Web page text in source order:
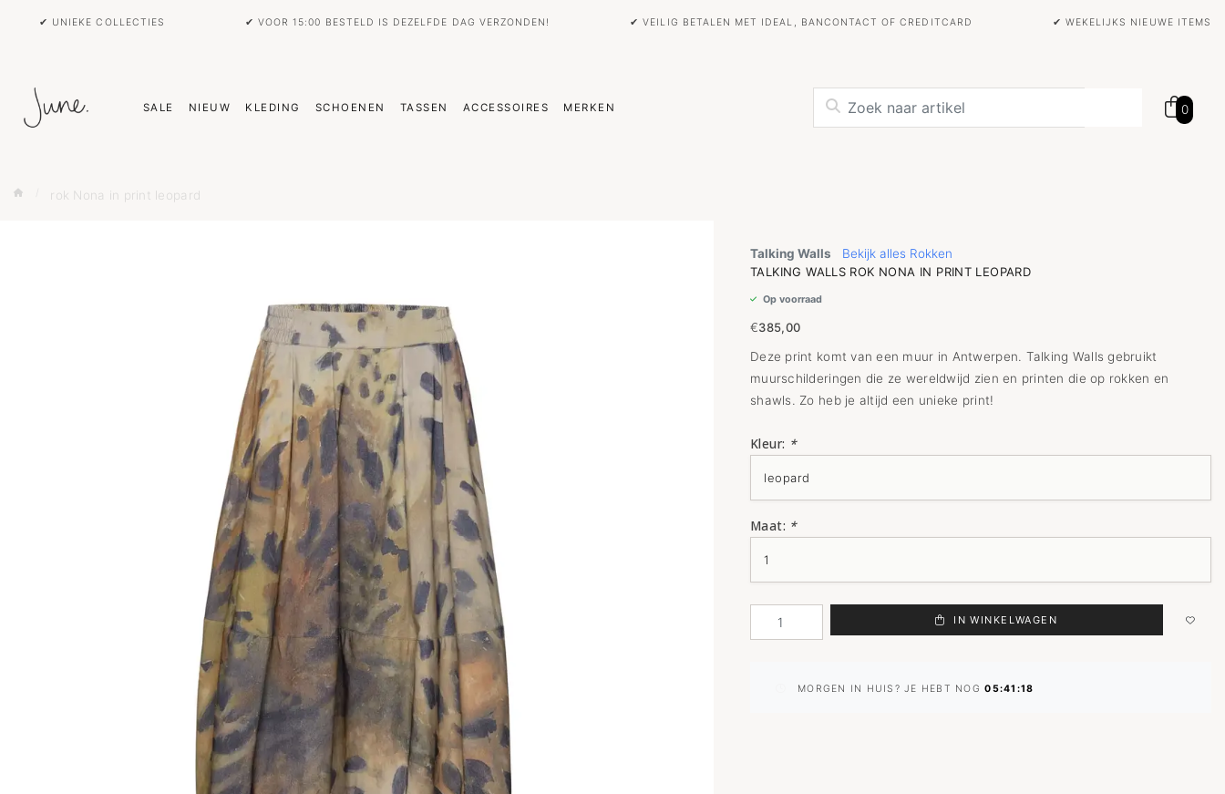
✔ UNIEKE COLLECTIES ✔ VOOR 15:00 BESTELD IS DEZELFDE DAG VERZONDEN! ✔ VEILIG BETALEN MET IDEAL, BANCONTACT OF CREDITCARD ✔ WEKELIJKS NIEUWE ITEMS
SALE NIEUW KLEDING SCHOENEN TASSEN ACCESSOIRES MERKEN 0
rok Nona in print leopard
Talking Walls
Bekijk alles Rokken
TALKING WALLS ROK NONA IN PRINT LEOPARD
Op voorraad
€385,00
Deze print komt van een muur in Antwerpen. Talking Walls gebruikt
muurschilderingen die ze wereldwijd zien en printen die op rokken en
shawls. Zo heb je altijd een unieke print!
Kleur: *
Maat: *
IN WINKELWAGEN
MORGEN IN HUIS? JE HEBT NOG05:41:17